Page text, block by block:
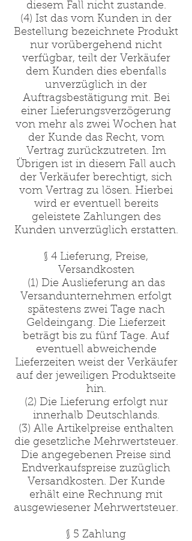
diesem Fall nicht zustande.
(4) Ist das vom Kunden in der
Bestellung bezeichnete Produkt
nur vorübergehend nicht
verfügbar, teilt der Verkäufer
dem Kunden dies ebenfalls
unverzüglich in der
Auftragsbestätigung mit. Bei
einer Lieferungsverzögerung
von mehr als zwei Wochen hat
der Kunde das Recht, vom
Vertrag zurückzutreten. Im
Übrigen ist in diesem Fall auch
der Verkäufer berechtigt, sich
vom Vertrag zu lösen. Hierbei
wird er eventuell bereits
geleistete Zahlungen des
Kunden unverzüglich erstatten.
§ 4 Lieferung, Preise,
Versandkosten
(1) Die Auslieferung an das
Versandunternehmen erfolgt
spätestens zwei Tage nach
Geldeingang. Die Lieferzeit
beträgt bis zu fünf Tage. Auf
eventuell abweichende
Lieferzeiten weist der Verkäufer
auf der jeweiligen Produktseite
hin.
(2) Die Lieferung erfolgt nur
innerhalb Deutschlands.
(3) Alle Artikelpreise enthalten
die gesetzliche Mehrwertsteuer.
Die angegebenen Preise sind
Endverkaufspreise zuzüglich
Versandkosten. Der Kunde
erhält eine Rechnung mit
ausgewiesener Mehrwertsteuer.
§ 5 Zahlung